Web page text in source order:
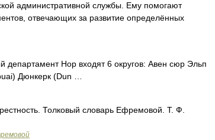
административной службы. Ему помогают
отвечающих за развитие определённых
департамент Нор входят 6 округов: Авен сюр Эльп
Дюнкерк (Dun …
Толковый словарь Ефремовой. Т. Ф.